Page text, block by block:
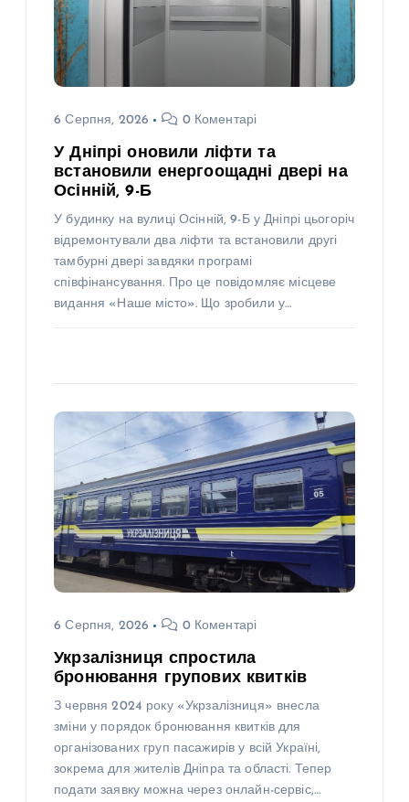
6 Серпня, 2026 0 Коментарі
У Дніпрі оновили ліфти та
встановили енергоощадні двері на
Осінній, 9-Б
У будинку на вулиці Осінній, 9-Б у Дніпрі цьогоріч
відремонтували два ліфти та встановили другі
тамбурні двері завдяки програмі
співфінансування. Про це повідомляє місцеве
видання «Наше місто». Що зробили у…
6 Серпня, 2026 0 Коментарі
Укрзалізниця спростила
бронювання групових квитків
З червня 2024 року «Укрзалізниця» внесла
зміни у порядок бронювання квитків для
організованих груп пасажирів у всій Україні,
зокрема для жителів Дніпра та області. Тепер
подати заявку можна через онлайн-сервіс,…